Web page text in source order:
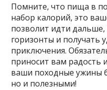
Помните, что пища в
набор калорий, это
позволит идти
горизонты и получать
приключения.
приносит вам радость
ваши походные ужины
но и полезными!